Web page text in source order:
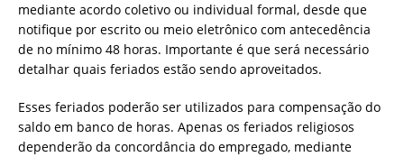
mediante acordo coletivo ou individual formal, desde que
notifique por escrito ou meio eletrônico com antecedência
de no mínimo 48 horas. Importante é que será necessário
detalhar quais feriados estão sendo aproveitados.
Esses feriados poderão ser utilizados para compensação do
saldo em banco de horas. Apenas os feriados religiosos
dependerão da concordância do empregado, mediante